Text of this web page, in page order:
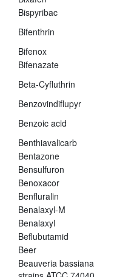
Bispyribac
Bifenthrin
Bifenox
Bifenazate
Beta-Cyfluthrin
Benzovindiflupyr
Benzoic acid
Benthiavalicarb
Bentazone
Bensulfuron
Benoxacor
Benfluralin
Benalaxyl-M
Benalaxyl
Beflubutamid
Beer
Beauveria bassiana